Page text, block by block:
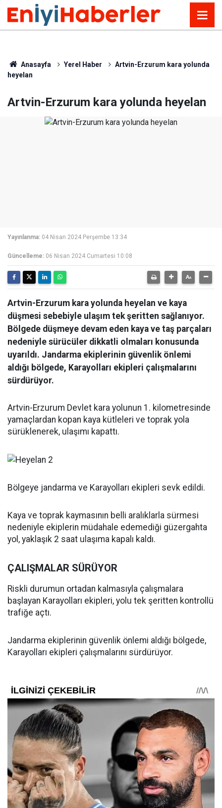
Anasayfa Yerel Haber
Artvin-Erzurum kara yolunda
heyelan
Artvin-Erzurum kara yolunda heyelan
Yayınlanma: 04 Nisan 2024 Perşembe 13:34
Güncelleme: 06 Nisan 2024 Cumartesi 10:08
Artvin-Erzurum kara yolunda heyelan ve kaya
düşmesi sebebiyle ulaşım tek şeritten sağlanıyor.
Bölgede düşmeye devam eden kaya ve taş parçaları
nedeniyle sürücüler dikkatli olmaları konusunda
uyarıldı. Jandarma ekiplerinin güvenlik önlemi
aldığı bölgede, Karayolları ekipleri çalışmalarını
sürdürüyor.
Artvin-Erzurum Devlet kara yolunun 1. kilometresinde
yamaçlardan kopan kaya kütleleri ve toprak yola
sürüklenerek, ulaşımı kapattı.
Bölgeye jandarma ve Karayolları ekipleri sevk edildi.
Kaya ve toprak kaymasının belli aralıklarla sürmesi
nedeniyle ekiplerin müdahale edemediği güzergahta
yol, yaklaşık 2 saat ulaşıma kapalı kaldı.
ÇALIŞMALAR SÜRÜYOR
Riskli durumun ortadan kalmasıyla çalışmalara
başlayan Karayolları ekipleri, yolu tek şeritten kontrollü
trafiğe açtı.
Jandarma ekiplerinin güvenlik önlemi aldığı bölgede,
Karayolları ekipleri çalışmalarını sürdürüyor.